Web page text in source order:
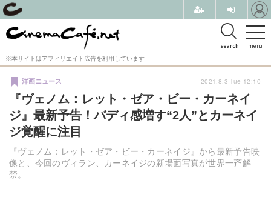
menu
search
※本サイトはアフィリエイト広告を利用しています
『ヴェノム：レット・ゼア・ビー・カーネイ
ジ』最新予告！バディ感増す“2人”とカーネイ
ジ覚醒に注目
『ヴェノム：レット・ゼア・ビー・カーネイジ』から最新予告映
像と、今回のヴィラン、カーネイジの新場面写真が世界一斉解
禁。
洋画ニュース 2021.8.3 Tue 12:10